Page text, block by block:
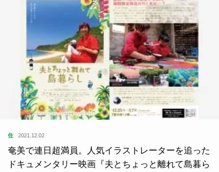
住 2021.12.02
奄美で連日超満員。人気イラストレーターを追った
ドキュメンタリー映画『夫とちょっと離れて島暮ら